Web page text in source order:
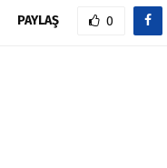
PAYLAŞ 0